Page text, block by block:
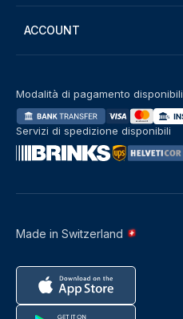
ACCOUNT
Made in Switzerland
Modalità di pagamento disponibili
Servizi di spedizione disponibili